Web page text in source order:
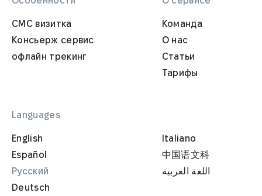
СМС визитка
Консьерж сервис
офлайн трекинг
Команда
О нас
Статьи
Тарифы
Languages
English
Español
Русский
Deutsch
Italiano
中国语文科
اللغة العربية